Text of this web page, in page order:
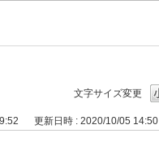
文字サイズ変更
更新日時 : 2020/10/05 14:50